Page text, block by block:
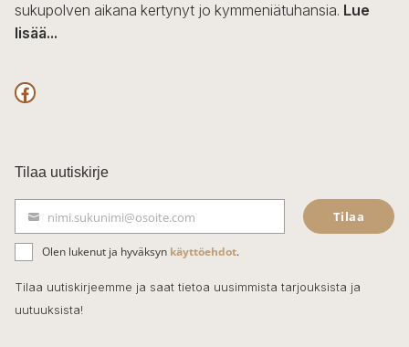
sukupolven aikana kertynyt jo kymmeniätuhansia. Lue
lisää...
F
c
e
b
o
o
k
Tilaa uutiskirje
ä
h
k
nimi.sukunimi@osoite.com Tilaa
Olen lukenut ja hyväksyn käyttöehdot.
Tilaa uutiskirjeemme ja saat tietoa uusimmista tarjouksista ja
uutuuksista!